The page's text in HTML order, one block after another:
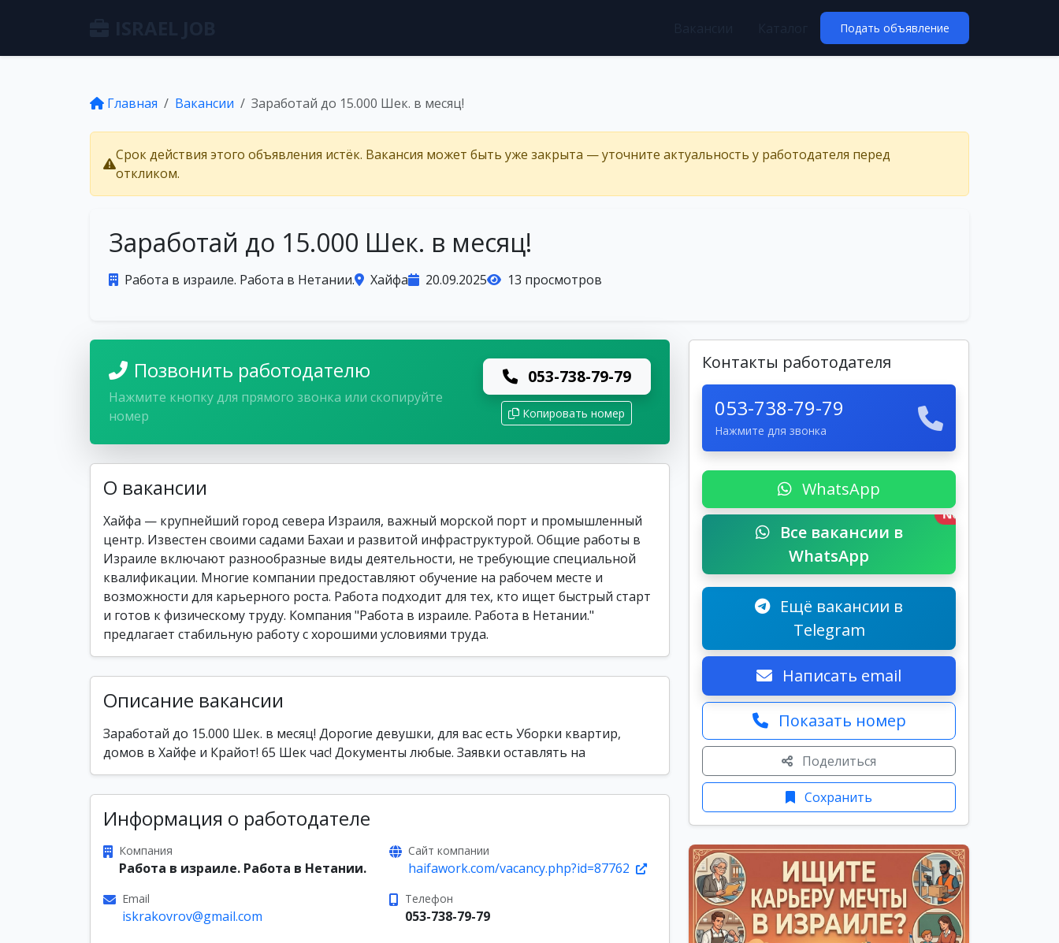
Подать объявление
Главная Вакансии Заработай до 15.000 Шек. в месяц!
Срок действия этого объявления истёк. Вакансия может быть уже закрыта — уточните актуальность у работодателя перед
откликом.
Заработай до 15.000 Шек. в месяц!
Работа в израиле. Работа в Нетании. Хайфа 20.09.2025 13 просмотров
Позвонить работодателю
Нажмите кнопку для прямого звонка или скопируйте
номер
053-738-79-79
Копировать номер
О вакансии
Хайфа — крупнейший город севера Израиля, важный морской порт и промышленный
центр. Известен своими садами Бахаи и развитой инфраструктурой. Общие работы в
Израиле включают разнообразные виды деятельности, не требующие специальной
квалификации. Многие компании предоставляют обучение на рабочем месте и
возможности для карьерного роста. Работа подходит для тех, кто ищет быстрый старт
и готов к физическому труду. Компания "Работа в израиле. Работа в Нетании."
предлагает стабильную работу с хорошими условиями труда.
Описание вакансии
Заработай до 15.000 Шек. в месяц! Дорогие девушки, для вас есть Уборки квартир,
домов в Хайфе и Крайот! 65 Шек час! Документы любые. Заявки оставлять на
Информация о работодателе
Компания
Работа в израиле. Работа в Нетании.
Сайт компании
haifawork.com/vacancy.php?id=87762
Email
iskrakovrov@gmail.com
Телефон
053-738-79-79
Контакты работодателя
053-738-79-79
Нажмите для звонка
WhatsApp
Все вакансии в
WhatsApp
New
Ещё вакансии в
Telegram
Написать email
Показать номер
Поделиться
Сохранить